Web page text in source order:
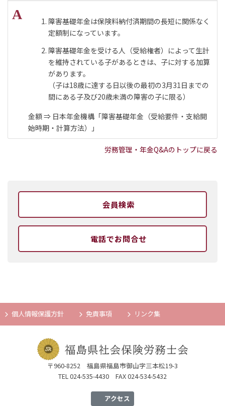
障害基礎年金は保険料納付済期間の長短に関係なく
定額制になっています。
障害基礎年金を受ける人（受給権者）によって生計
を維持されている子があるときは、子に対する加算
があります。
（子は18歳に達する日以後の最初の3月31日までの
間にある子及び20歳未満の障害の子に限る）
金額 ⇒ 日本年金機構「障害基礎年金（受給要件・支給開
始時期・計算方法）」
労務管理・年金Q&Aのトップに戻る
会員検索
電話でお問合せ
個人情報保護方針 免責事項 リンク集
〒960-8252 福島県福島市御山字三本松19-3
TEL 024-535-4430 FAX 024-534-5432
アクセス